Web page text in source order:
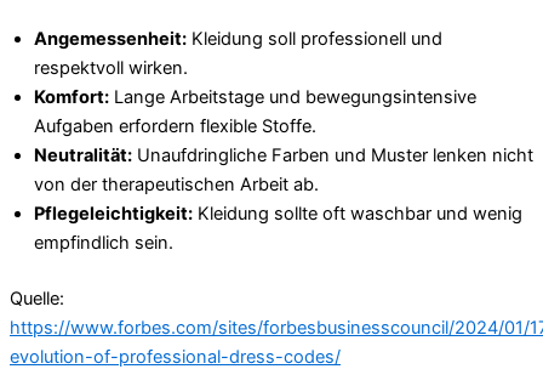
Angemessenheit: Kleidung soll professionell und
respektvoll wirken.
Komfort: Lange Arbeitstage und bewegungsintensive
Aufgaben erfordern flexible Stoffe.
Neutralität: Unaufdringliche Farben und Muster lenken nicht
von der therapeutischen Arbeit ab.
Pflegeleichtigkeit: Kleidung sollte oft waschbar und wenig
empfindlich sein.
Quelle:
https://www.forbes.com/sites/forbesbusinesscouncil/2024/01/
evolution-of-professional-dress-codes/